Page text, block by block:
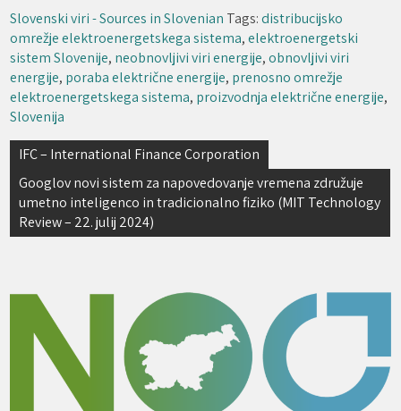
Slovenski viri - Sources in Slovenian Tags:distribucijsko
omrežje elektroenergetskega sistema,elektroenergetski
sistem Slovenije, neobnovljivi viri energije,obnovljivi viri
energije, poraba električne energije, prenosno omrežje
elektroenergetskega sistema, proizvodnja električne energije,
Slovenija
Navigacija
prispevka
IFC – International Finance Corporation
Googlov novi sistem za napovedovanje vremena združuje
umetno inteligenco in tradicionalno fiziko (MIT Technology
Review – 22. julij 2024)